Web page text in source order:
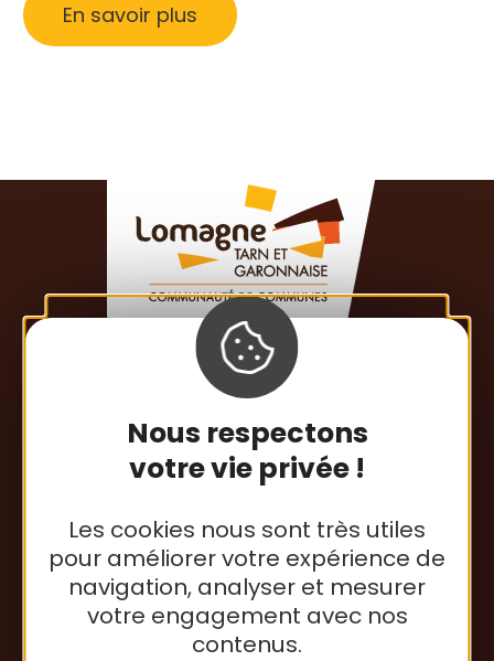
Nous respectons
votre vie privée !
Les cookies nous sont très utiles
pour améliorer votre expérience de
navigation, analyser et mesurer
votre engagement avec nos
contenus.
En savoir plus
Communauté de Communes
de la Lomagne Tarn-et-Garonnaise
413 rue Esparsac
Tél. : 05 63 65 34 26
Contactez-nous